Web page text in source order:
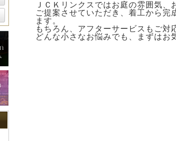
ＪＣＫリンクスではお庭の雰囲気
ご提案させていただき、着工から完
ます。
もちろん、アフターサービスもご対
どんな小さなお悩みでも、まずはお